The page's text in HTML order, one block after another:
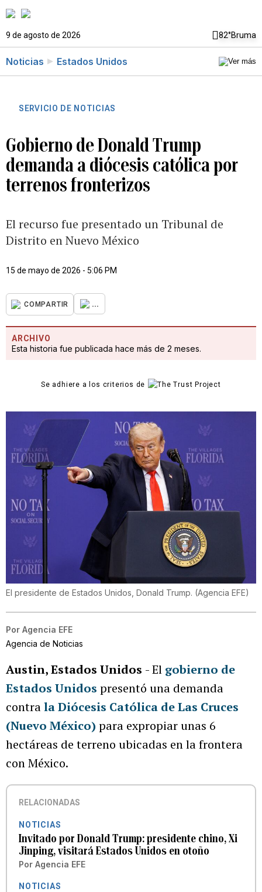
9 de agosto de 2026 82°Bruma
Noticias Estados Unidos
SERVICIO DE NOTICIAS
Gobierno de Donald Trump
demanda a diócesis católica por
terrenos fronterizos
El recurso fue presentado un Tribunal de
Distrito en Nuevo México
15 de mayo de 2026 - 5:06 PM
COMPARTIR ...
ARCHIVO
Esta historia fue publicada hace más de 2 meses.
Se adhiere a los criterios de
El presidente de Estados Unidos, Donald Trump. (Agencia EFE)
Por Agencia EFE
Agencia de Noticias
Austin, Estados Unidos - El gobierno de
Estados Unidos presentó una demanda
contrala Diócesis Católica de Las Cruces
(Nuevo México) para expropiar unas 6
hectáreas de terreno ubicadas en la frontera
con México.
RELACIONADAS
NOTICIAS
Invitado por Donald Trump: presidente chino, Xi
Jinping, visitará Estados Unidos en otoño
Por Agencia EFE
NOTICIAS